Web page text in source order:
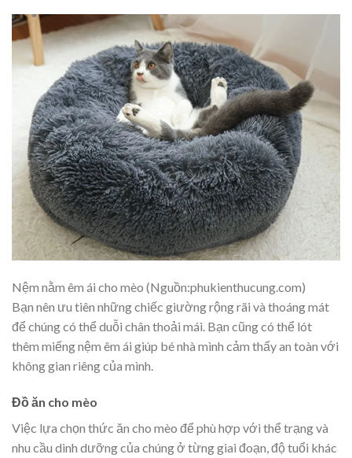
Nệm nằm êm ái cho mèo (Nguồn:phukienthucung.com)
Bạn nên ưu tiên những chiếc giường rộng rãi và thoáng mát
để chúng có thể duỗi chân thoải mái. Bạn cũng có thể lót
thêm miếng nệm êm ái giúp bé nhà mình cảm thấy an toàn với
không gian riêng của mình.
Đồ ăn cho mèo
Việc lựa chọn thức ăn cho mèo để phù hợp với thể trạng và
nhu cầu dinh dưỡng của chúng ở từng giai đoạn, độ tuổi khác